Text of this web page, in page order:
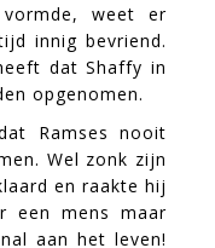
weet er
innig bevriend.
dat Shaffy in
opgenomen.
Ramses nooit
Wel zonk zijn
en raakte hij
een mens maar
aan het leven!